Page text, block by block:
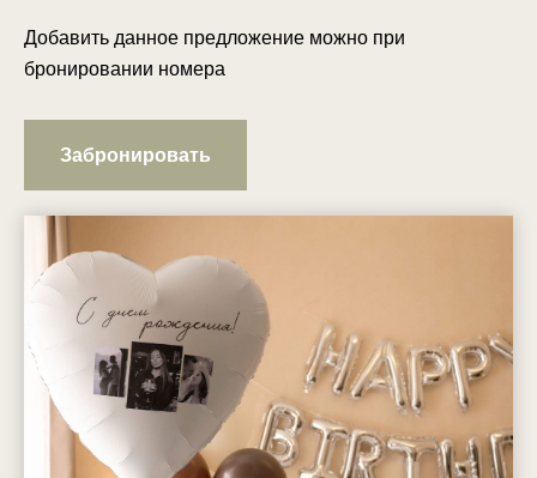
Добавить данное предложение можно при
бронировании номера
Забронировать